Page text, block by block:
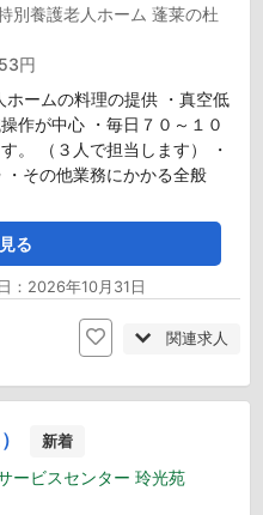
別養護老人ホーム 蓬莱の杜
円
ームの料理の提供 ・真空低
作が中心 ・毎日７０～１０
。 （３人で担当します） ・
その他業務にかかる全般
る
：2026年10月31日
関連求人
新着
ービスセンター 玲光苑